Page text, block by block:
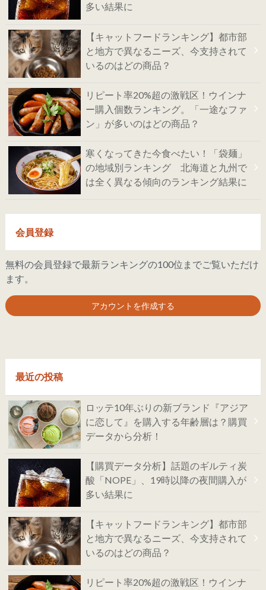
多い結果に
【キャットフードランキング】都市部
と地方で異なるニーズ、今支持されて
いるのはどの商品？
リピート率20%超の激戦区！ウインナ
ー購入個数ランキング。「一途なファ
ン」が多いのはどの商品？
寒くなってきた今食べたい！「袋麺」
の地域別ランキング 北海道と九州で
は全く異なる傾向のランキング結果に
会員登録
無料の会員登録で最新ランキングの100位までご覧いただけ
ます。
アカウントを作成する
最近の投稿
ロッテ10年ぶりの新ブランド『アジア
に恋して』を購入する年齢層は？購買
データから分析！
【購買データ分析】話題のギルティ炭
酸「NOPE」、19時以降の夜間購入が
多い結果に
【キャットフードランキング】都市部
と地方で異なるニーズ、今支持されて
いるのはどの商品？
リピート率20%超の激戦区！ウインナ